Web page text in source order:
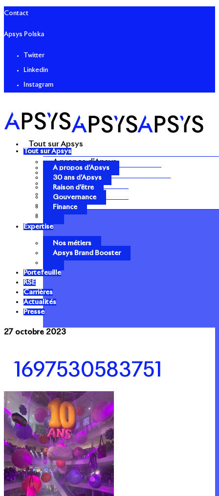
Contact
Apsys Polska
Twitter
Linkedin
Instagram
Tout sur Apsys
A propos d’Apsys
30 ans d’Apsys
Raison d’être
Gouvernance
Finance
Tout sur Apsys
A propos d’Apsys
30 ans d’Apsys
Raison d’être
Gouvernance
Finance
Expertise
Nos métiers
Apsys Brand Booster
Portefeuille
RSE
Carrières
Actualités
Presse
27 octobre 2023
1697530583751